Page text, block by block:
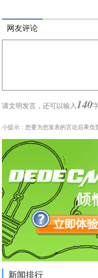
网友评论
请文明发言，还可以输入 140
小提示：您要为您发表的言论后果负
新闻排行